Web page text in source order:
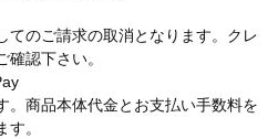
てのご請求の取消となります。クレ
認下さい。
。商品本体代金とお支払い手数料を
。